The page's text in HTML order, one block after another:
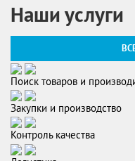
Наши услуги
Поиск товаров и
Закупки и производство
Контроль качества